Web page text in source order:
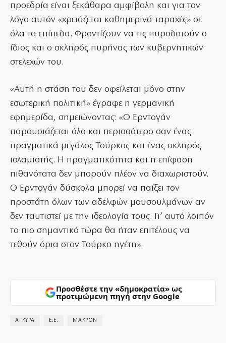
προεδρία είναι ξεκάθαρα αμφίβολη και για τον
λόγο αυτόν «χρειάζεται καθημερινά ταραχές» σε
όλα τα επίπεδα. Φροντίζουν να τις πυροδοτούν ο
ίδιος και ο σκληρός πυρήνας των κυβερνητικών
στελεχών του.
«Αυτή η στάση του δεν οφείλεται μόνο στην
εσωτερική πολιτική» έγραφε η γερμανική
εφημερίδα, σημειώνοντας: «Ο Ερντογάν
παρουσιάζεται όλο και περισσότερο σαν ένας
πραγματικά μεγάλος Τούρκος και ένας σκληρός
ισλαμιστής. Η πραγματικότητα και η επίφαση
πιθανότατα δεν μπορούν πλέον να διαχωριστούν.
Ο Ερντογάν δύσκολα μπορεί να παίξει τον
προστάτη όλων των αδελφών μουσουλμάνων αν
δεν ταυτιστεί με την ιδεολογία τους. Γι’ αυτό λοιπόν
το πιο σημαντικό τώρα θα ήταν επιτέλους να
τεθούν όρια στον Τούρκο ηγέτη».
Προσθέστε την «δημοκρατία» ως
προτιμώμενη πηγή στην Google
ΑΓΚΥΡΑ Ε.Ε. ΜΑΚΡΟΝ